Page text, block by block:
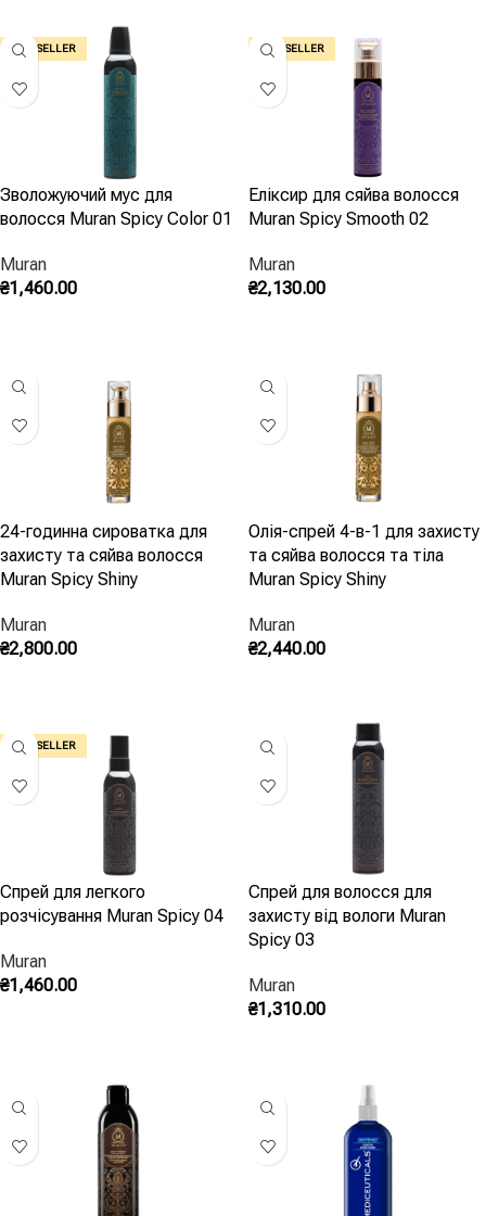
BEST SELLER
Зволожуючий мус для
волосся Muran Spicy Color 01
Muran
₴1,460.00
BEST SELLER
Еліксир для сяйва волосся
Muran Spicy Smooth 02
Muran
₴2,130.00
24-годинна сироватка для
захисту та сяйва волосся
Muran Spicy Shiny
Muran
₴2,800.00
Олія-спрей 4-в-1 для захисту
та сяйва волосся та тіла
Muran Spicy Shiny
Muran
₴2,440.00
BEST SELLER
Спрей для легкого
розчісування Muran Spicy 04
Muran
₴1,460.00
Спрей для волосся для
захисту від вологи Muran
Spicy 03
Muran
₴1,310.00